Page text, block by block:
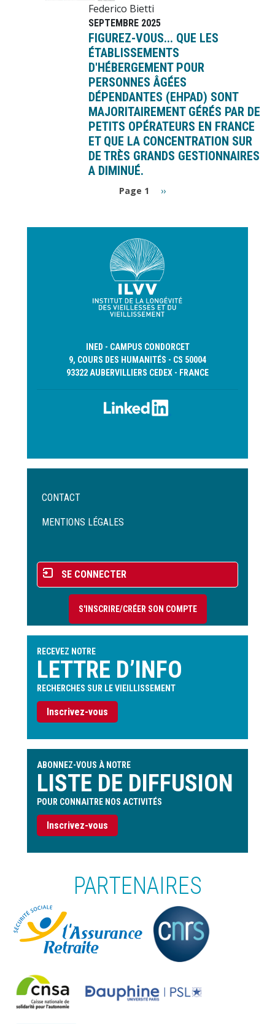
Federico Bietti
SEPTEMBRE 2025
FIGUREZ-VOUS... QUE LES
ÉTABLISSEMENTS
D'HÉBERGEMENT POUR
PERSONNES ÂGÉES
DÉPENDANTES (EHPAD) SONT
MAJORITAIREMENT GÉRÉS PAR DE
PETITS OPÉRATEURS EN FRANCE
ET QUE LA CONCENTRATION SUR
DE TRÈS GRANDS GESTIONNAIRES
A DIMINUÉ.
Page 1
Page
››
INED - CAMPUS CONDORCET
9, COURS DES HUMANITÉS - CS 50004
93322 AUBERVILLIERS CEDEX - FRANCE
Menu
de
CONTACT
MENTIONS LÉGALES
Menu
du
compte
l'utilisateur
SE CONNECTER
S'INSCRIRE/CRÉER SON COMPTE
RECEVEZ NOTRE
LETTRE D’INFO
RECHERCHES SUR LE VIEILLISSEMENT
Inscrivez-vous
ABONNEZ-VOUS À NOTRE
LISTE DE DIFFUSION
POUR CONNAITRE NOS ACTIVITÉS
Inscrivez-vous
PARTENAIRES